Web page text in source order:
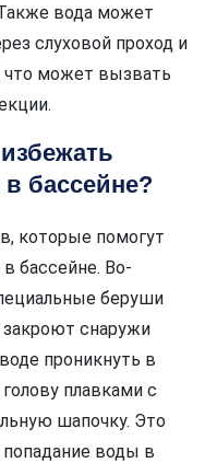
вода может
слуховой проход и
что может вызвать
бассейне?
которые помогут
бассейне. Во-
беруши
закроют снаружи
проникнуть в
плавками с
шапочку. Это
воды в